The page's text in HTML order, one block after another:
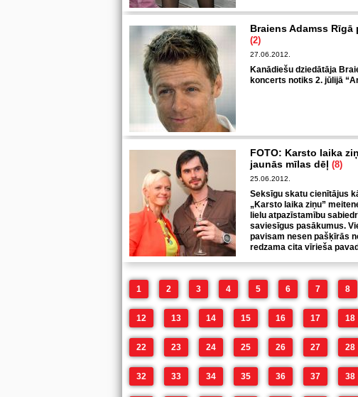
Braiens Adamss
(2)
27.06.2012.
Kanādiešu dziedātāja
koncerts notiks 2. jūlijā
FOTO: Karsto laika
jaunās mīlas dēļ (8)
25.06.2012.
Seksīgu skatu cienītājus
„Karsto laika ziņu”
lielu atpazīstamību
saviesīgus pasākumus.
pavisam nesen pašķīrās
redzama cita vīrieša
1 2 3 4 5 6 7 8
12 13 14 15 16 17 18
22 23 24 25 26 27 28
32 33 34 35 36 37 38